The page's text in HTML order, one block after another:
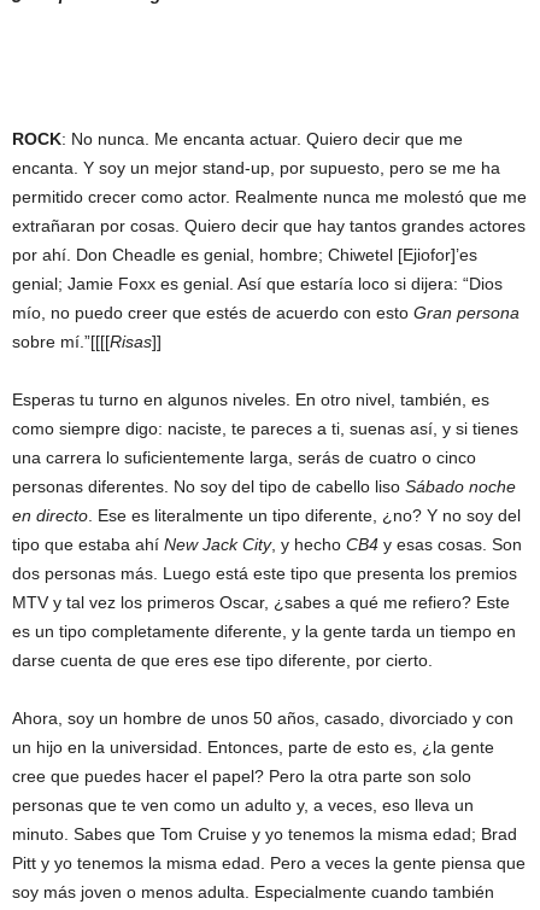
ROCK: No nunca. Me encanta actuar. Quiero decir que me
encanta. Y soy un mejor stand-up, por supuesto, pero se me ha
permitido crecer como actor. Realmente nunca me molestó que me
extrañaran por cosas. Quiero decir que hay tantos grandes actores
por ahí. Don Cheadle es genial, hombre; Chiwetel [Ejiofor]’es
genial; Jamie Foxx es genial. Así que estaría loco si dijera: “Dios
mío, no puedo creer que estés de acuerdo con esto Gran persona
sobre mí.”[[[[Risas]]
Esperas tu turno en algunos niveles. En otro nivel, también, es
como siempre digo: naciste, te pareces a ti, suenas así, y si tienes
una carrera lo suficientemente larga, serás de cuatro o cinco
personas diferentes. No soy del tipo de cabello liso Sábado noche
en directo . Ese es literalmente un tipo diferente, ¿no? Y no soy del
tipo que estaba ahí New Jack City, y hecho CB4 y esas cosas. Son
dos personas más. Luego está este tipo que presenta los premios
MTV y tal vez los primeros Oscar, ¿sabes a qué me refiero? Este
es un tipo completamente diferente, y la gente tarda un tiempo en
darse cuenta de que eres ese tipo diferente, por cierto.
Ahora, soy un hombre de unos 50 años, casado, divorciado y con
un hijo en la universidad. Entonces, parte de esto es, ¿la gente
cree que puedes hacer el papel? Pero la otra parte son solo
personas que te ven como un adulto y, a veces, eso lleva un
minuto. Sabes que Tom Cruise y yo tenemos la misma edad; Brad
Pitt y yo tenemos la misma edad. Pero a veces la gente piensa que
soy más joven o menos adulta. Especialmente cuando también